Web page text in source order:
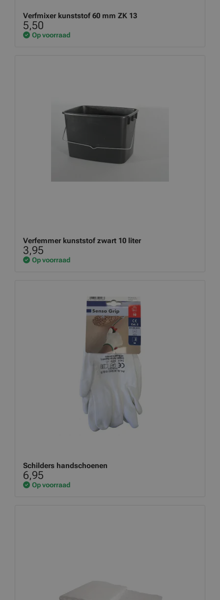
Verfmixer kunststof 60 mm ZK 13
5,50
Op voorraad
Verfemmer kunststof zwart 10 liter
3,95
Op voorraad
Schilders handschoenen
6,95
Op voorraad